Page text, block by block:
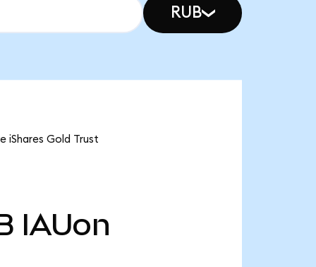
RUB
iShares Gold Trust
IAUon